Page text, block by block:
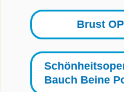
Brust
Bauch Beine